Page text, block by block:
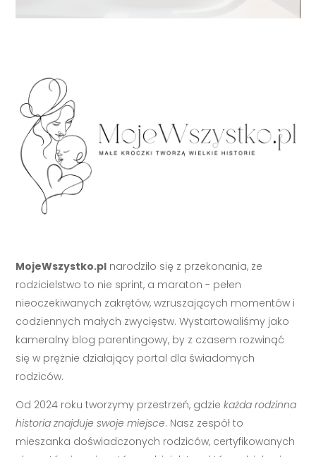
MojeWszystko.pl narodziło się z przekonania, że
rodzicielstwo to nie sprint, a maraton - pełen
nieoczekiwanych zakrętów, wzruszających momentów i
codziennych małych zwycięstw. Wystartowaliśmy jako
kameralny blog parentingowy, by z czasem rozwinąć
się w prężnie działający portal dla świadomych
rodziców.
Od 2024 roku tworzymy przestrzeń, gdziekażda rodzinna
historia znajduje swoje miejsce. Nasz zespół to
mieszanka doświadczonych rodziców, certyfikowanych